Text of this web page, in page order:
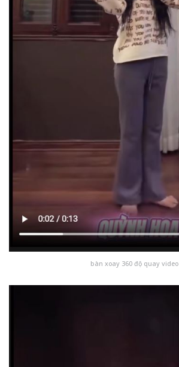
bàn xoay 360 độ quay video